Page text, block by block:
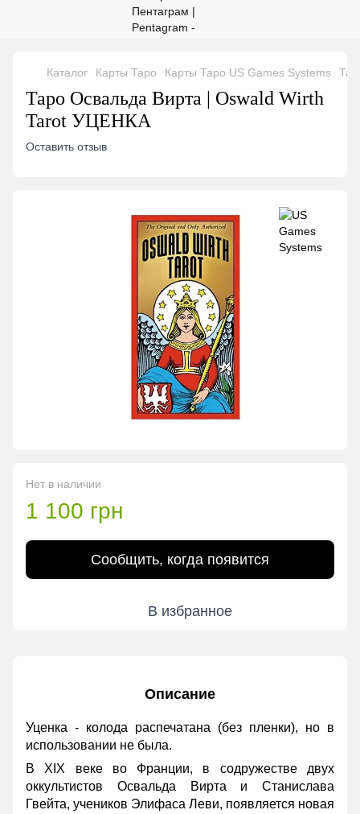
Каталог Карты Таро Карты Таро US Games Systems
Таро Освальда Вирта | Oswald Wirth
Tarot УЦЕНКА
Оставить отзыв
Нет в наличии
1 100 грн
Сообщить, когда появится
В избранное
Описание
Уценка - колода распечатана (без пленки), но в
использовании не была.
В XIX веке во Франции, в содружестве двух
оккультистов Освальда Вирта и Станислава
Гвейта, учеников Элифаса Леви, появляется новая